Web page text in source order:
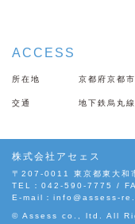
ACCESS
所在地 京都府京都
交通 地下鉄烏丸
株式会社アセェス
〒207-0011 東京都東大和
TEL：042-590-7775 /
E-mail： info@assess-
© Assess co., ltd. All